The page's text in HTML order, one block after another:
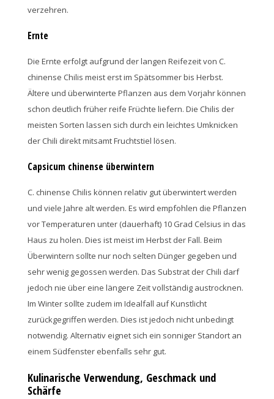
verzehren.
Ernte
Die Ernte erfolgt aufgrund der langen Reifezeit von C.
chinense Chilis meist erst im Spätsommer bis Herbst.
Ältere und überwinterte Pflanzen aus dem Vorjahr können
schon deutlich früher reife Früchte liefern. Die Chilis der
meisten Sorten lassen sich durch ein leichtes Umknicken
der Chili direkt mitsamt Fruchtstiel lösen.
Capsicum chinense überwintern
C. chinense Chilis können relativ gut überwintert werden
und viele Jahre alt werden. Es wird empfohlen die Pflanzen
vor Temperaturen unter (dauerhaft) 10 Grad Celsius in das
Haus zu holen. Dies ist meist im Herbst der Fall. Beim
Überwintern sollte nur noch selten Dünger gegeben und
sehr wenig gegossen werden. Das Substrat der Chili darf
jedoch nie über eine längere Zeit vollständig austrocknen.
Im Winter sollte zudem im Idealfall auf Kunstlicht
zurückgegriffen werden. Dies ist jedoch nicht unbedingt
notwendig. Alternativ eignet sich ein sonniger Standort an
einem Südfenster ebenfalls sehr gut.
Kulinarische Verwendung, Geschmack und
Schärfe